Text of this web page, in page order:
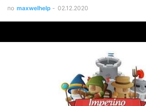
по maxwelhelp - 02.12.2020